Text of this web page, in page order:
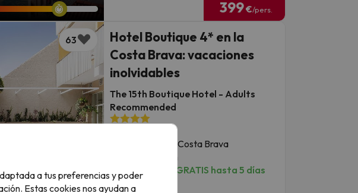
399€/pers.
63
Hotel Boutique 4* en la
Costa Brava: vacaciones
inolvidables
The 15th Boutique Hotel - Adults
Recommended
Lloret de Mar, Costa Brava
Cancelación GRATIS hasta 5 días
antes
a tus preferencias y poder
Estas cookies nos ayudan a